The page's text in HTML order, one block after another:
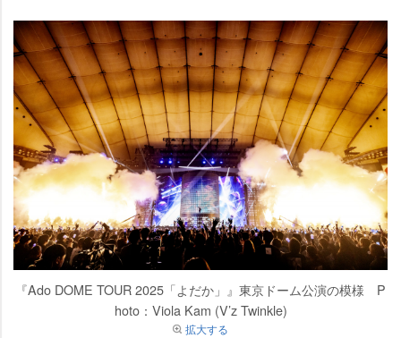
『Ado DOME TOUR 2025「よだか」』東京ドーム公演の模様 P
hoto：Viola Kam (V’z Twinkle)
拡大する